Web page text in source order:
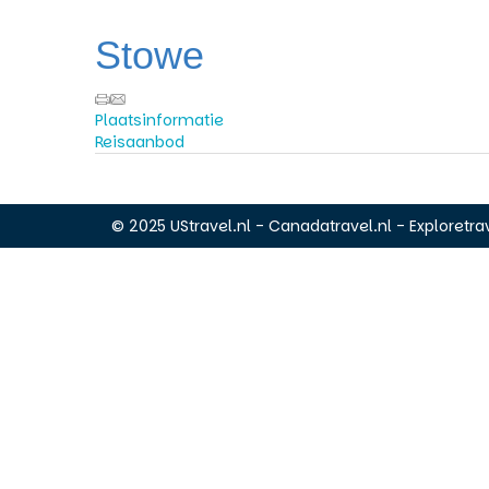
Stowe
Plaatsinformatie
Reisaanbod
© 2025 UStravel.nl - Canadatravel.nl -